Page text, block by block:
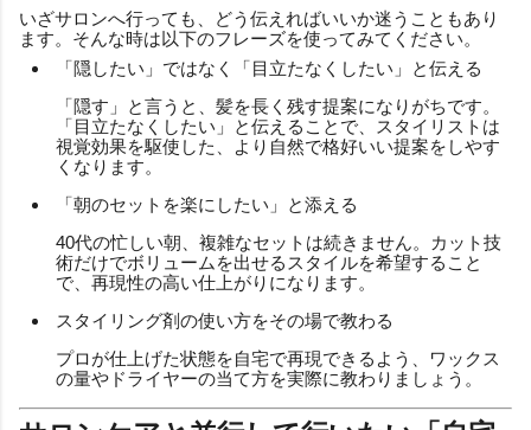
いざサロンへ行っても、どう伝えればいいか迷うこともあり
ます。そんな時は以下のフレーズを使ってみてください。
「隠したい」ではなく「目立たなくしたい」と伝える
「隠す」と言うと、髪を長く残す提案になりがちです。
「目立たなくしたい」と伝えることで、スタイリストは
視覚効果を駆使した、より自然で格好いい提案をしやす
くなります。
「朝のセットを楽にしたい」と添える
40代の忙しい朝、複雑なセットは続きません。カット技
術だけでボリュームを出せるスタイルを希望すること
で、再現性の高い仕上がりになります。
スタイリング剤の使い方をその場で教わる
プロが仕上げた状態を自宅で再現できるよう、ワックス
の量やドライヤーの当て方を実際に教わりましょう。